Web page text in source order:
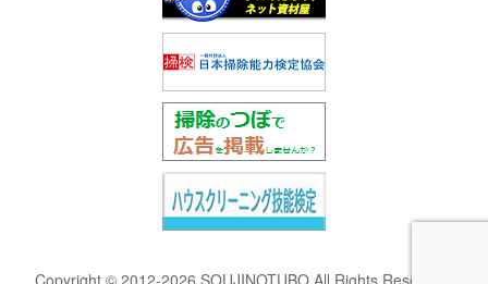
Copyright © 2012-2026 SOUJINOTUBO All Rights Reserved.